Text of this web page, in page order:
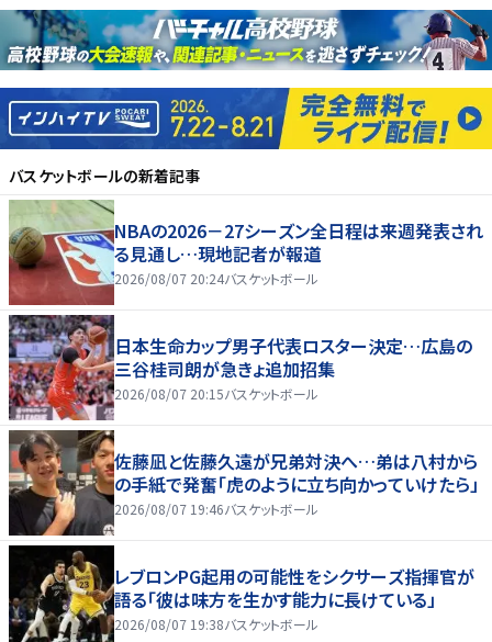
バスケットボールの新着記事
NBAの2026－27シーズン全日程は来週発表され
る見通し…現地記者が報道
2026/08/07 20:24バスケットボール
日本生命カップ男子代表ロスター決定…広島の
三谷桂司朗が急きょ追加招集
2026/08/07 20:15バスケットボール
佐藤凪と佐藤久遠が兄弟対決へ…弟は八村から
の手紙で発奮「虎のように立ち向かっていけたら」
2026/08/07 19:46バスケットボール
レブロンPG起用の可能性をシクサーズ指揮官が
語る「彼は味方を生かす能力に長けている」
2026/08/07 19:38バスケットボール